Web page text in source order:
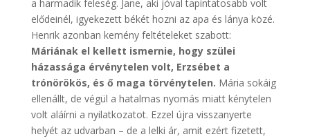
a harmadik feleség. Jane, aki jóval tapintatosabb volt
elődeinél, igyekezett békét hozni az apa és lánya közé.
Henrik azonban kemény feltételeket szabott:
Máriának el kellett ismernie, hogy szülei
házassága érvénytelen volt, Erzsébet a
trónörökös, és ő maga törvénytelen. Mária sokáig
ellenállt, de végül a hatalmas nyomás miatt kénytelen
volt aláírni a nyilatkozatot. Ezzel újra visszanyerte
helyét az udvarban – de a lelki ár, amit ezért fizetett,